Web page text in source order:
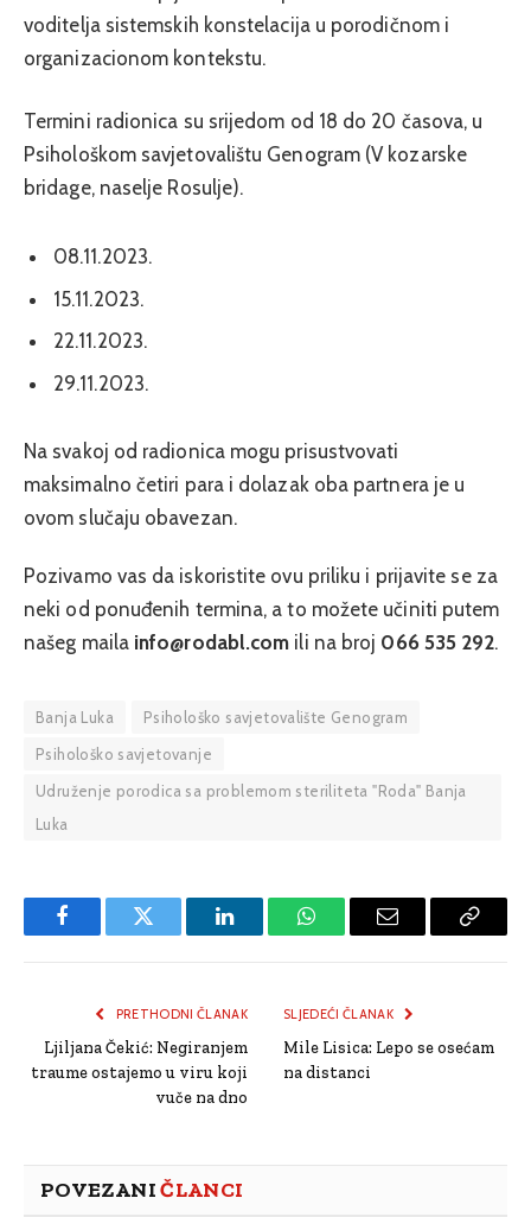
voditelja sistemskih konstelacija u porodičnom i
organizacionom kontekstu.
Termini radionica su srijedom od 18 do 20 časova, u
Psihološkom savjetovalištu Genogram (V kozarske
bridage, naselje Rosulje).
08.11.2023.
15.11.2023.
22.11.2023.
29.11.2023.
Na svakoj od radionica mogu prisustvovati
maksimalno četiri para i dolazak oba partnera je u
ovom slučaju obavezan.
Pozivamo vas da iskoristite ovu priliku i prijavite se za
neki od ponuđenih termina, a to možete učiniti putem
našeg maila info@rodabl.com ili na broj 066 535 292.
Banja Luka
Psihološko savjetovalište Genogram
Psihološko savjetovanje
Udruženje porodica sa problemom steriliteta "Roda" Banja
Luka
FacebookTwitter LinkedInWhatsAppEmail
Copy
PRETHODNI ČLANAK
Ljiljana Čekić: Negiranjem
traume ostajemo u viru koji
vuče na dno
SLJEDEĆI ČLANAK
Mile Lisica: Lepo se osećam
na distanci
POVEZANIČLANCI